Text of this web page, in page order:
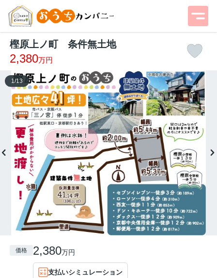
樫原上ノ町 条件無土地
2,380万円
1/13
価格 2,380万円
支払いシミュレーション